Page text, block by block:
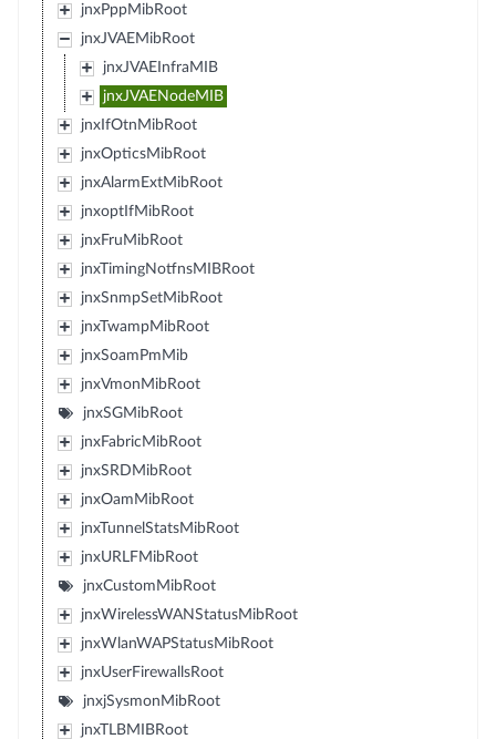
jnxPppMibRoot
jnxJVAEMibRoot
jnxJVAEInfraMIB
jnxJVAENodeMIB
jnxIfOtnMibRoot
jnxOpticsMibRoot
jnxAlarmExtMibRoot
jnxoptIfMibRoot
jnxFruMibRoot
jnxTimingNotfnsMIBRoot
jnxSnmpSetMibRoot
jnxTwampMibRoot
jnxSoamPmMib
jnxVmonMibRoot
jnxSGMibRoot
jnxFabricMibRoot
jnxSRDMibRoot
jnxOamMibRoot
jnxTunnelStatsMibRoot
jnxURLFMibRoot
jnxCustomMibRoot
jnxWirelessWANStatusMibRoot
jnxWlanWAPStatusMibRoot
jnxUserFirewallsRoot
jnxjSysmonMibRoot
jnxTLBMIBRoot